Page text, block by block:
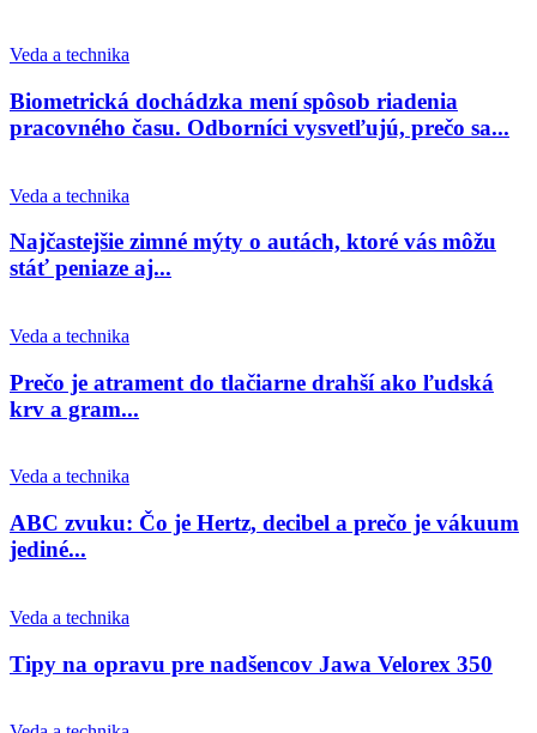
Veda a technika
Biometrická dochádzka mení spôsob riadenia
pracovného času. Odborníci vysvetľujú, prečo sa...
Veda a technika
Najčastejšie zimné mýty o autách, ktoré vás môžu
stáť peniaze aj...
Veda a technika
Prečo je atrament do tlačiarne drahší ako ľudská
krv a gram...
Veda a technika
ABC zvuku: Čo je Hertz, decibel a prečo je vákuum
jediné...
Veda a technika
Tipy na opravu pre nadšencov Jawa Velorex 350